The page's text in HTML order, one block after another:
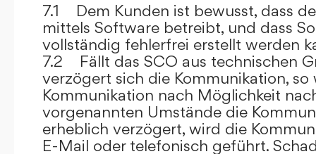
7.1 Dem Kunden ist bewusst, dass
mittels Software betreibt, und dass
vollständig fehlerfrei erstellt werden
7.2 Fällt das SCO aus technischen
verzögert sich die Kommunikation, so
Kommunikation nach Möglichkeit
vorgenannten Umstände die
erheblich verzögert, wird die
E-Mail oder telefonisch geführt.